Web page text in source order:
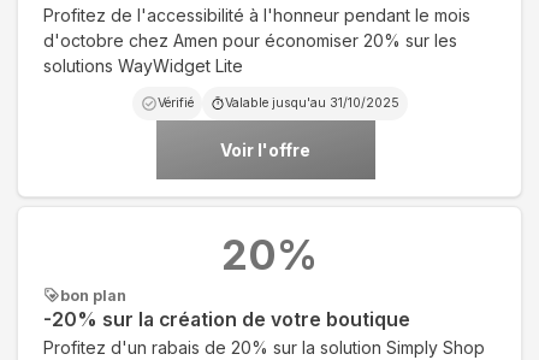
Profitez de l'accessibilité à l'honneur pendant le mois
d'octobre chez Amen pour économiser 20% sur les
solutions WayWidget Lite
Vérifié Valable jusqu'au 31/10/2025
Voir l'offre
bon plan
-20% sur la création de votre boutique
Profitez d'un rabais de 20% sur la solution Simply Shop
20%